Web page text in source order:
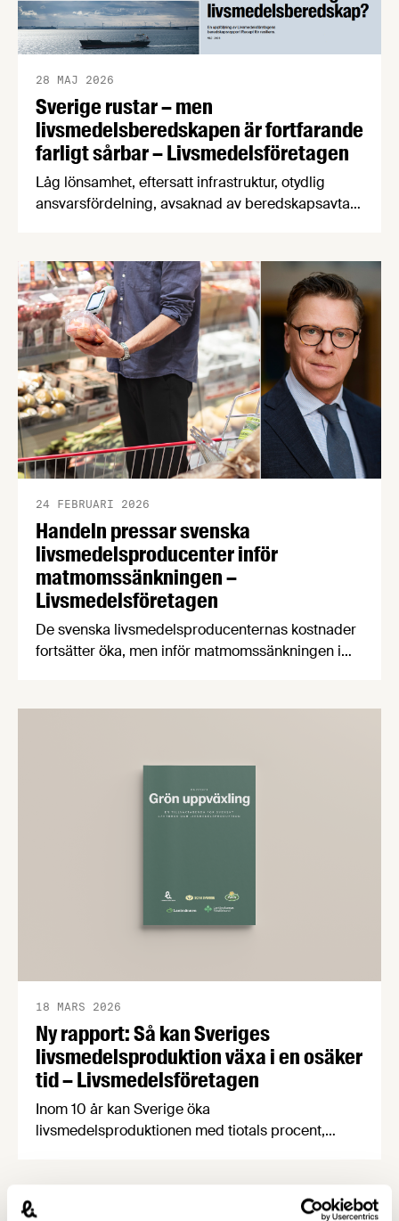
Sverige rustar – men
livsmedelsberedskapen är fortfarande
farligt sårbar – Livsmedelsföretagen
28 MAJ 2026
Låg lönsamhet, eftersatt infrastruktur, otydlig
ansvarsfördelning, avsaknad av beredskapsavtal
krig. Det visar en ny beredskapsrapport från
Livsmedelsföretagen som också konstaterar att
produktionen av svenska livsmedel minskar i en
tid när produktionen måste öka för att stärka
beredskapen.
Handeln pressar svenska
livsmedelsproducenter inför
matmomssänkningen –
Livsmedelsföretagen
24 FEBRUARI 2026
De svenska livsmedelsproducenternas kostnader
fortsätter öka, men inför matmomssänkningen i
producenterna listar de viktigaste
minskar rejält. Det är några av nyheterna i
Livsmedelsföretagens konjunkturbrev för Q4
Ny rapport: Så kan Sveriges
livsmedelsproduktion växa i en osäker
tid – Livsmedelsföretagen
18 MARS 2026
Inom 10 år kan Sverige öka
livsmedelsproduktionen med tiotals procent,
biologisk mångfald. Det visar rapporten Grön
uppväxling som i dag överlämnas till regeringen